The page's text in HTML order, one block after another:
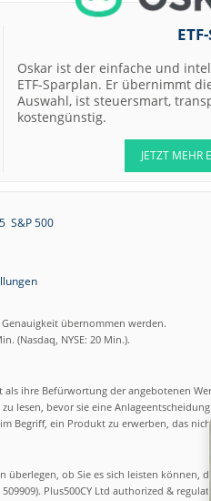
Oskar ist der einfache und
ETF-Sparplan. Er übernimmt
Auswahl, ist steuersmart,
kostengünstig.
JETZT MEHR
S&P 500
übernommen werden.
(Nasdaq, NYSE: 20 Min.).
ihre Befürwortung der angebotenen
lesen, bevor sie eine
Begriff, ein Produkt zu erwerben, das
überlegen, ob Sie es sich leisten können,
Plus500CY Ltd authorized &